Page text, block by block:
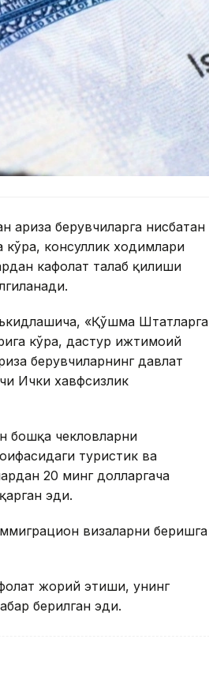
ариза берувчиларга нисбатан
консуллик ходимлари
кафолат талаб қилиши
«Қўшма Штатларга
кўра, дастур ижтимоий
берувчиларнинг давлат
Ички хавфсизлик
бошқа чекловларни
туристик ва
20 минг долларгача
эди.
визаларни беришга
жорий этиши, унинг
берилган эди.